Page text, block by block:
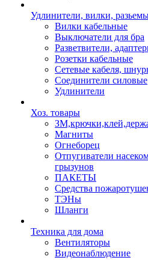
Удлинители, вилки,
Вилки кабельные
Выключатели для бра
Разветвители,
Розетки кабельные
Сетевые кабеля,
Соединители силовые
Удлинители
Хоз. товары
Магниты
Огнеборец
Отпугиватели
грызунов
ПАКЕТЫ
Средства
ТЭНы
Шланги
Техника для дома
Вентиляторы
Видеонаблюдение